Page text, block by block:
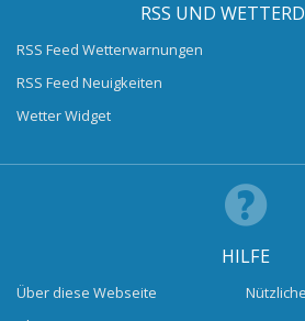
RSS UND
RSS Feed Wetterwarnungen
RSS Feed Neuigkeiten
Wetter Widget
HILFE
Über diese Webseite